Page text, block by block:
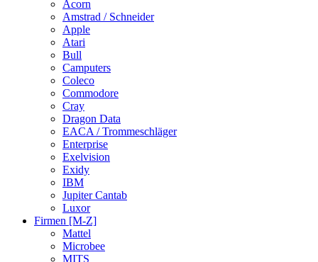
Acorn
Amstrad / Schneider
Apple
Atari
Bull
Camputers
Coleco
Commodore
Cray
Dragon Data
EACA / Trommeschläger
Enterprise
Exelvision
Exidy
IBM
Jupiter Cantab
Luxor
Firmen [M-Z]
Mattel
Microbee
MITS